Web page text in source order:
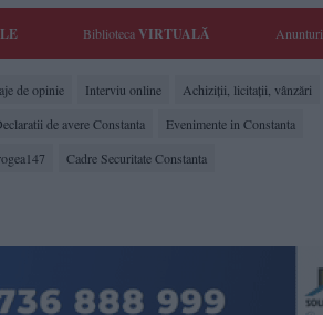
BibliotecaVIRTUALĂ Anunturi
de opinie Interviu online
Achiziții, licitații, vânzări
de avere Constanta
Evenimente in Constanta
Cadre Securitate Constanta